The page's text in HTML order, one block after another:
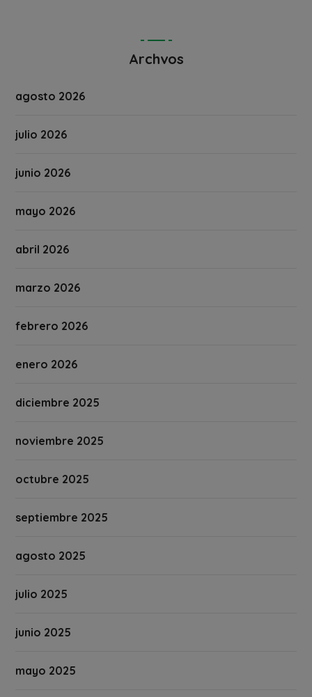
Archvos
agosto 2026
julio 2026
junio 2026
mayo 2026
abril 2026
marzo 2026
febrero 2026
enero 2026
diciembre 2025
noviembre 2025
octubre 2025
septiembre 2025
agosto 2025
julio 2025
junio 2025
mayo 2025